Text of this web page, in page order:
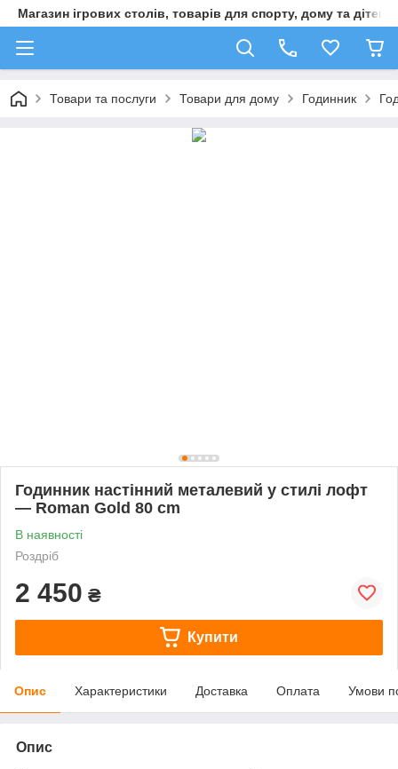
Магазин ігрових столів, товарів для спорту, дому та дітей
Товари та послуги Товари для дому Годинник
Годинник настінний металевий у стилі лофт
— Roman Gold 80 cm
В наявності
Роздріб
2 450 ₴
Купити
Опис Характеристики Доставка Оплата Умови
Опис